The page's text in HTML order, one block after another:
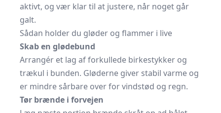
aktivt, og vær klar til at justere, når noget går
galt.
Sådan holder du gløder og flammer i live
Skab en glødebund
Arrangér et lag af forkullede birkestykker og
trækul i bunden. Gløderne giver stabil varme og
er mindre sårbare over for vindstød og regn.
Tør brænde i forvejen